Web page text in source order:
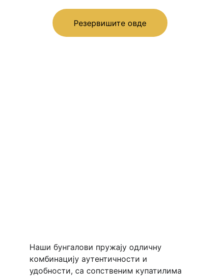
Резервишите овде
Наши бунгалови пружају одличну
комбинацију аутентичности и
удобности, са сопственим купатилима